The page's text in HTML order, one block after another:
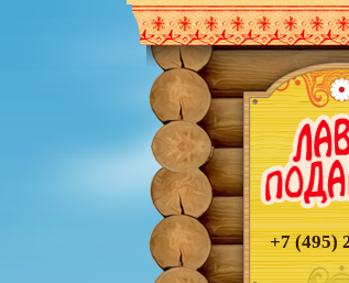
+7 (495)